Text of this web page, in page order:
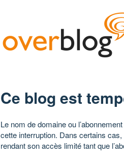
Ce blog est
Le nom de domaine ou
cette interruption. Dans certains
rendant son accès limité tant que